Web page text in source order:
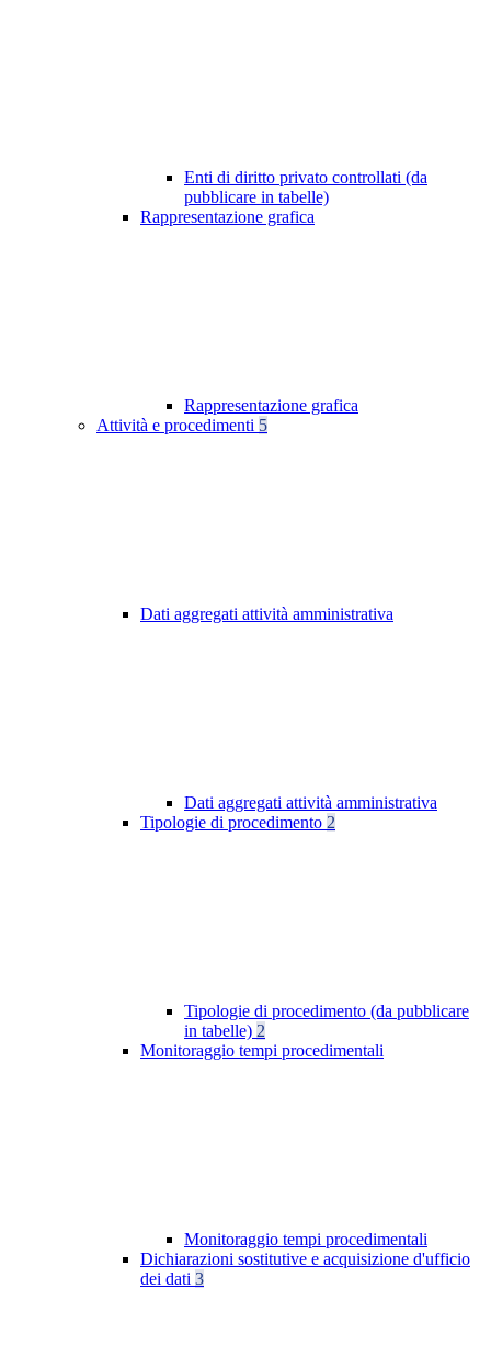
Enti di diritto privato controllati (da
pubblicare in tabelle)
Rappresentazione grafica
Rappresentazione grafica
Attività e procedimenti 5
Dati aggregati attività amministrativa
Dati aggregati attività amministrativa
Tipologie di procedimento 2
Tipologie di procedimento (da pubblicare
in tabelle) 2
Monitoraggio tempi procedimentali
Monitoraggio tempi procedimentali
Dichiarazioni sostitutive e acquisizione d'ufficio
dei dati 3